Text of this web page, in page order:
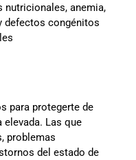
nutricionales, anemia,
defectos congénitos
para protegerte de
Las que
problemas
del estado de